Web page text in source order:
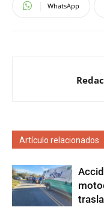
WhatsApp
Artículo relacionados